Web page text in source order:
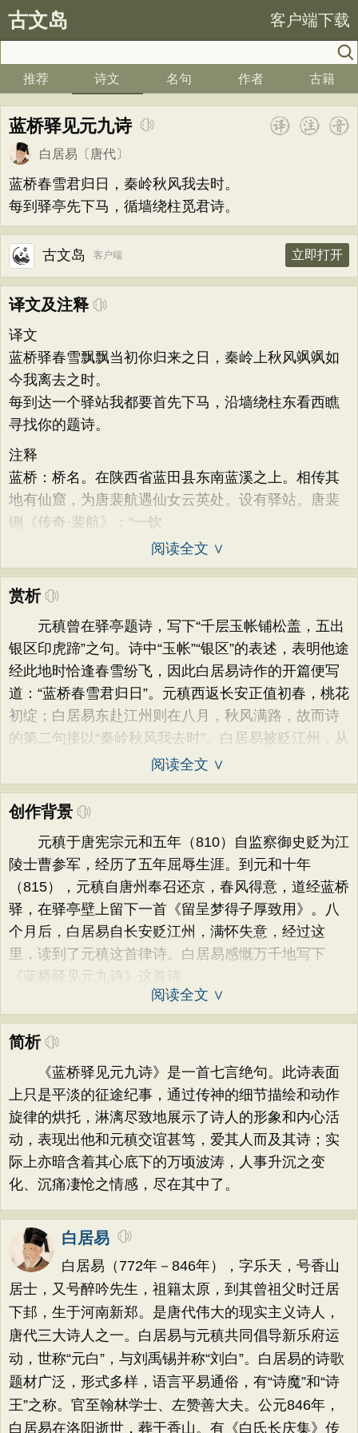
古文岛 客户端下载
推荐 诗文 名句 作者 古籍
蓝桥驿见元九诗
白居易 〔唐代〕
蓝桥春雪君归日，秦岭秋风我去时。
每到驿亭先下马，循墙绕柱觅君诗。
古文岛 客户端 立即打开
译文及注释
译文
蓝桥驿春雪飘飘当初你归来之日，秦岭上秋风飒飒如
今我离去之时。
每到达一个驿站我都要首先下马，沿墙绕柱东看西瞧
寻找你的题诗。
注释
蓝桥：桥名。在陕西省蓝田县东南蓝溪之上。相传其
地有仙窟，为唐裴航遇仙女云英处。设有驿站。唐裴
铏《传奇·裴航》：“一饮
阅读全文 ∨
赏析
元稹曾在驿亭题诗，写下“千层玉帐铺松盖，五出
银区印虎蹄”之句。诗中“玉帐”“银区”的表述，表明他途
经此地时恰逢春雪纷飞，因此白居易诗作的开篇便写
道：“蓝桥春雪君归日”。元稹西返长安正值初春，桃花
初绽；白居易东赴江州则在八月，秋风满路，故而诗
的第二句接以“秦岭秋风我去时”。白居易被贬江州，从
阅读全文 ∨
创作背景
元稹于唐宪宗元和五年（810）自监察御史贬为江
陵士曹参军，经历了五年屈辱生涯。到元和十年
（815），元稹自唐州奉召还京，春风得意，道经蓝桥
驿，在驿亭壁上留下一首《留呈梦得子厚致用》。八
个月后，白居易自长安贬江州，满怀失意，经过这
里，读到了元稹这首律诗。白居易感慨万千地写下
《蓝桥驿见元九诗》这首诗
阅读全文 ∨
简析
《蓝桥驿见元九诗》是一首七言绝句。此诗表面
上只是平淡的征途纪事，通过传神的细节描绘和动作
旋律的烘托，淋漓尽致地展示了诗人的形象和内心活
动，表现出他和元稹交谊甚笃，爱其人而及其诗；实
际上亦暗含着其心底下的万顷波涛，人事升沉之变
化、沉痛凄怆之情感，尽在其中了。
白居易
白居易（772年－846年），字乐天，号香山
居士，又号醉吟先生，祖籍太原，到其曾祖父时迁居
下邽，生于河南新郑。是唐代伟大的现实主义诗人，
唐代三大诗人之一。白居易与元稹共同倡导新乐府运
动，世称“元白”，与刘禹锡并称“刘白”。白居易的诗歌
题材广泛，形式多样，语言平易通俗，有“诗魔”和“诗
王”之称。官至翰林学士、左赞善大夫。公元846年，
白居易在洛阳逝世，葬于香山。有《白氏长庆集》传